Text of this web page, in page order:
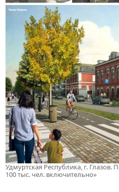
Удмуртская Республика, г.
100 тыс. чел. включительно»